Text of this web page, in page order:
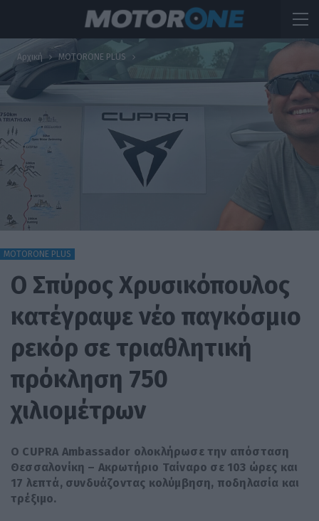
Αρχική MOTORONE PLUS
MOTORONE PLUS
Ο Σπύρος Χρυσικόπουλος
κατέγραψε νέο παγκόσμιο
ρεκόρ σε τριαθλητική
πρόκληση 750
χιλιομέτρων
Ο CUPRA Ambassador ολοκλήρωσε την απόσταση
Θεσσαλονίκη – Ακρωτήριο Ταίναρο σε 103 ώρες και
17 λεπτά, συνδυάζοντας κολύμβηση, ποδηλασία και
τρέξιμο.